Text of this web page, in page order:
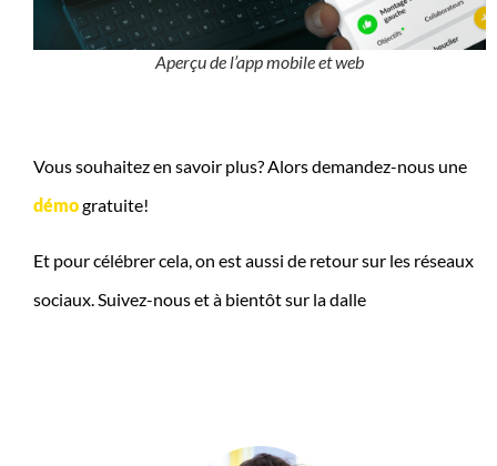
Aperçu de l’app mobile et web
Vous souhaitez en savoir plus? Alors demandez-nous une
démogratuite!
Et pour célébrer cela, on est aussi de retour sur les réseaux
sociaux. Suivez-nous et à bientôt sur la dalle